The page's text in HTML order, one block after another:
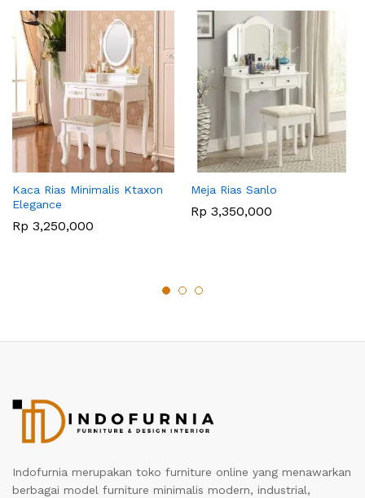
Kaca Rias Minimalis Ktaxon
Elegance
Rp 3,250,000
Meja Rias Sanlo
Rp 3,350,000
Indofurnia merupakan toko furniture online yang menawarkan
berbagai model furniture minimalis modern, industrial,